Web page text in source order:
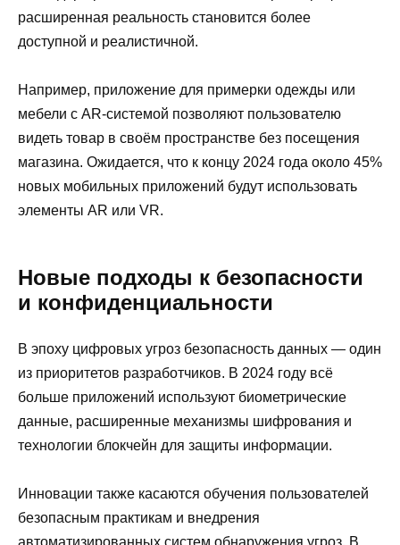
расширенная реальность становится более
доступной и реалистичной.
Например, приложение для примерки одежды или
мебели с AR-системой позволяют пользователю
видеть товар в своём пространстве без посещения
магазина. Ожидается, что к концу 2024 года около 45%
новых мобильных приложений будут использовать
элементы AR или VR.
Новые подходы к безопасности
и конфиденциальности
В эпоху цифровых угроз безопасность данных — один
из приоритетов разработчиков. В 2024 году всё
больше приложений используют биометрические
данные, расширенные механизмы шифрования и
технологии блокчейн для защиты информации.
Инновации также касаются обучения пользователей
безопасным практикам и внедрения